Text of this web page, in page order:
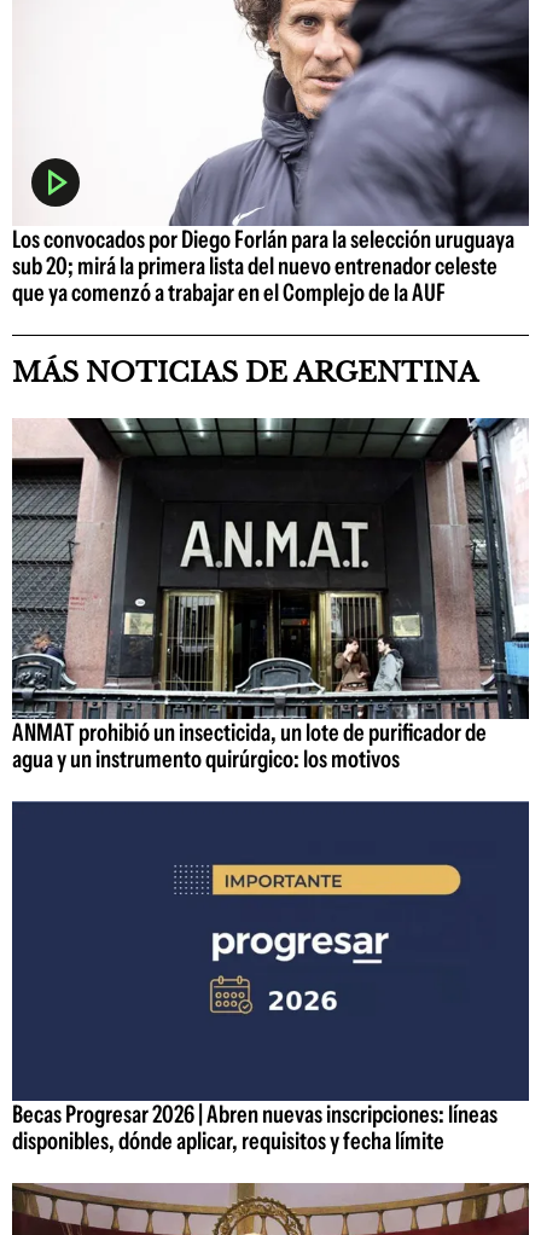
Los convocados por Diego Forlán para la selección uruguaya
sub 20; mirá la primera lista del nuevo entrenador celeste
que ya comenzó a trabajar en el Complejo de la AUF
MÁS NOTICIAS DE ARGENTINA
ANMAT prohibió un insecticida, un lote de purificador de
agua y un instrumento quirúrgico: los motivos
Becas Progresar 2026 | Abren nuevas inscripciones: líneas
disponibles, dónde aplicar, requisitos y fecha límite